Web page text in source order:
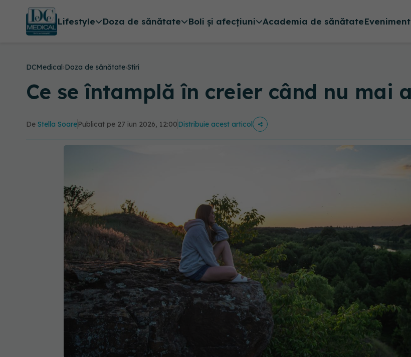
Lifestyle Doza de sănătate Boli și afecțiuni Academia de sănătate
DCMedical›Doza de sănătate›Stiri
Ce se întamplă în creier când nu mai
De Stella SoarePublicat pe 27 iun 2026, 12:00Distribuie acest articol